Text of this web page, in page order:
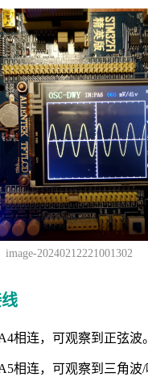
image-20240212221001302
相连，可观察到正弦波。
相连，可观察到三角波